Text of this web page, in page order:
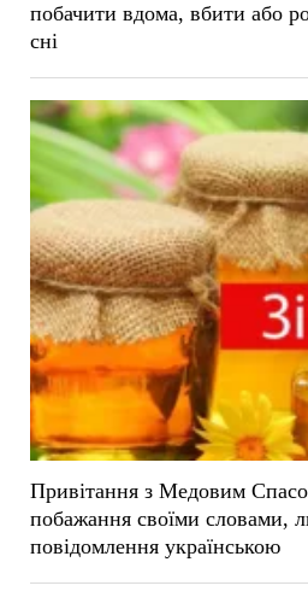
побачити вдома, вбити або
сні
Привітання з Медовим
побажання своїми словами,
повідомлення українською